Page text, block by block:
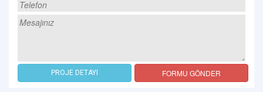
PROJE DETAYI FORMU GÖNDER